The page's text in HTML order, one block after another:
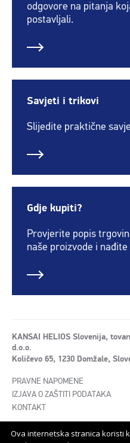
odgovore na pitanja
postavljali.
Savjeti i trikovi
Slijedite praktične
Gdje kupiti?
Provjerite popis
naše proizvode i
KANSAI HELIOS Slovenija,
d.o.o.
Količevo 65, 1230 Domžale,
PRAVNE NAPOMENE
IZJAVA O ZAŠTITI PODATAKA
KONTAKT
Ova internetska stranica koristi